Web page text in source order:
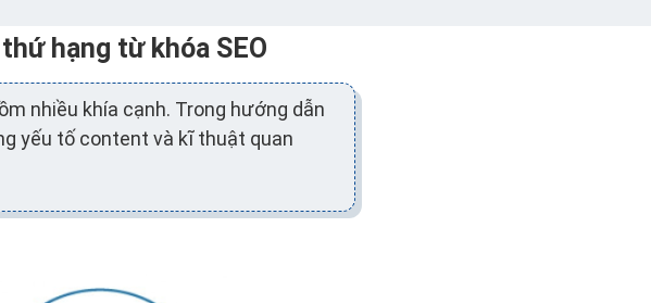
hạng từ khóa SEO
nhiều khía cạnh. Trong hướng dẫn
yếu tố content và kĩ thuật quan